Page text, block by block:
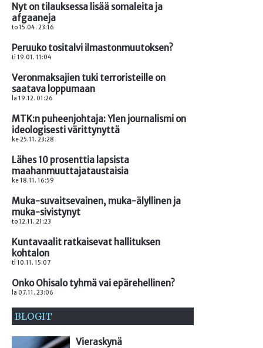
Nyt on tilauksessa lisää somaleita ja
afgaaneja
to 15.04. 23:16
Peruuko tositalvi ilmastonmuutoksen?
ti 19.01. 11:04
Veronmaksajien tuki terroristeille on
saatava loppumaan
la 19.12. 01:26
MTK:n puheenjohtaja: Ylen journalismi on
ideologisesti värittynyttä
ke 25.11. 23:28
Lähes 10 prosenttia lapsista
maahanmuuttajataustaisia
ke 18.11. 16:59
Muka-suvaitsevainen, muka-älyllinen ja
muka-sivistynyt
to 12.11. 21:23
Kuntavaalit ratkaisevat hallituksen
kohtalon
ti 10.11. 15:07
Onko Ohisalo tyhmä vai epärehellinen?
la 07.11. 23:06
BLOGIT
Vieraskynä